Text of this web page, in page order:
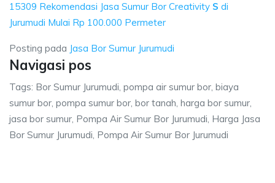
15309 Rekomendasi Jasa Sumur Bor Creativity S di
Jurumudi Mulai Rp 100.000 Permeter
Posting pada Jasa Bor Sumur Jurumudi
Navigasi pos
Tags: Bor Sumur Jurumudi, pompa air sumur bor, biaya
sumur bor, pompa sumur bor, bor tanah, harga bor sumur,
jasa bor sumur, Pompa Air Sumur Bor Jurumudi, Harga Jasa
Bor Sumur Jurumudi, Pompa Air Sumur Bor Jurumudi